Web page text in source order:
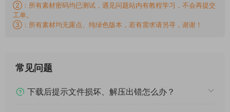
②：所有素材密码均已测试，遇见问题站内有教程学习，不会再提交
工单。
③：所有素材均无露点、纯绿色版本，若有需求请另寻，谢谢！
常见问题
下载后提示文件损坏、解压出错怎么办？